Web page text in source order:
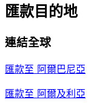
匯款目的地
連結全球
匯款至 阿爾巴尼亞
匯款至 阿爾及利亞